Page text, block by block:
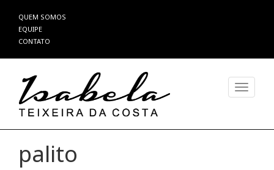
Pular
para
o
QUEM SOMOS
EQUIPE
CONTATO
palito